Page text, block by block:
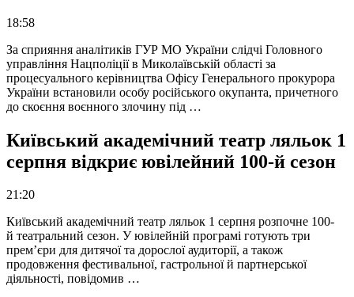
18:58
За сприяння аналітиків ГУР МО України слідчі Головного
управління Нацполіції в Миколаївській області за
процесуального керівництва Офісу Генерального прокурора
України встановили особу російського окупанта, причетного
до скоєння воєнного злочину під …
Київський академічний театр ляльок 1
серпня відкриє ювілейний 100-й сезон
21:20
Київський академічний театр ляльок 1 серпня розпочне 100-
й театральний сезон. У ювілейній програмі готують три
прем’єри для дитячої та дорослої аудиторії, а також
продовження фестивальної, гастрольної й партнерської
діяльності, повідомив …